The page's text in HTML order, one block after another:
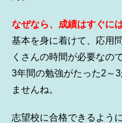
なぜなら、成績はすぐに
基本を身に着けて、応用
くさんの時間が必要なので
3年間の勉強がたった2～
ませんね。
志望校に合格できるよう